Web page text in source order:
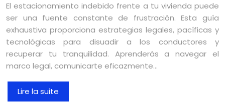
El estacionamiento indebido frente a tu vivienda puede
ser una fuente constante de frustración. Esta guía
exhaustiva proporciona estrategias legales, pacíficas y
tecnológicas para disuadir a los conductores y
recuperar tu tranquilidad. Aprenderás a navegar el
marco legal, comunicarte eficazmente…
Lire la suite